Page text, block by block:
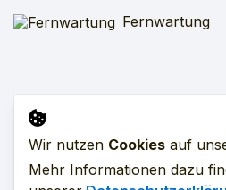
Fernwartung
Impressum
Alle Preise exkl. MwSt. zzgl.
Wir nutzen Cookies auf
Mehr Informationen dazu